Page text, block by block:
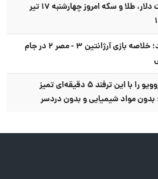
قیمت دلار، طلا و سکه امروز چهارشنبه ۱۷ تیر
ببینید؛ خلاصه بازی آرژانتین ۳ - مصر ۲ در جام
مایکروویو را با این ترفند ۵ دقیقه‌ای تمیز
بدون مواد شیمیایی و بدون دردسر